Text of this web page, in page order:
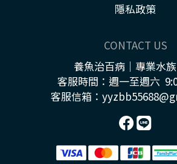
隱私政策
CONTACT US
養魚治百病｜專業水
客服時間：週一至週六
客服信箱：